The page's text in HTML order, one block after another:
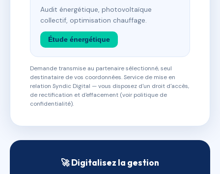
Audit énergétique, photovoltaïque
collectif, optimisation chauffage.
Étude énergétique
Demande transmise au partenaire sélectionné, seul
destinataire de vos coordonnées. Service de mise en
relation Syndic Digital — vous disposez d'un droit d'accès,
de rectification et d'effacement (voir politique de
confidentialité).
🚀 Digitalisez la gestion